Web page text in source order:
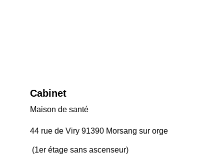
Cabinet
Maison de santé
44 rue de Viry 91390 Morsang sur orge
(1er étage sans ascenseur)